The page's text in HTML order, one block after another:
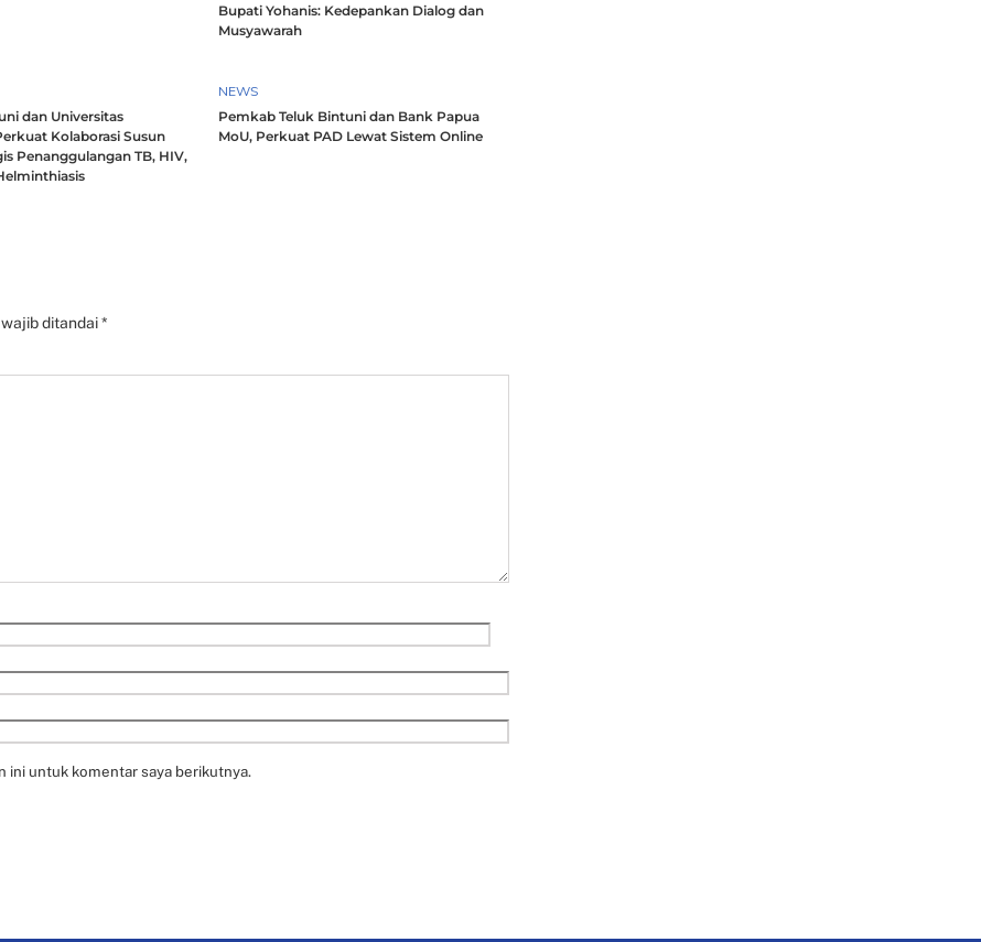
Bupati Yohanis: Kedepankan Dialog dan
Musyawarah
dan Universitas
Kolaborasi Susun
Penanggulangan TB, HIV,
NEWS
Pemkab Teluk Bintuni dan Bank Papua
MoU, Perkuat PAD Lewat Sistem Online
ditandai*
ini untuk komentar saya berikutnya.